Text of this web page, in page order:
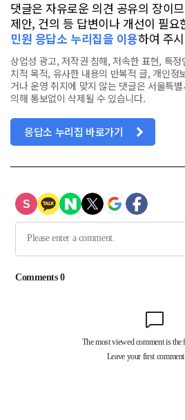
댓글은 자유로운 의견 공유의 장이
제안, 건의 등 답변이나 개선이 필요
민원 응답소 누리집을 이용하여 주
상업성 광고, 저작권 침해, 저속한 표현, 특
치적 목적, 유사한 내용의 반복적 글, 개인정
거나 운영 취지에 맞지 않는 댓글은 서울특
의해 통보없이 삭제될 수 있습니다.
응답소 누리집 바로가기